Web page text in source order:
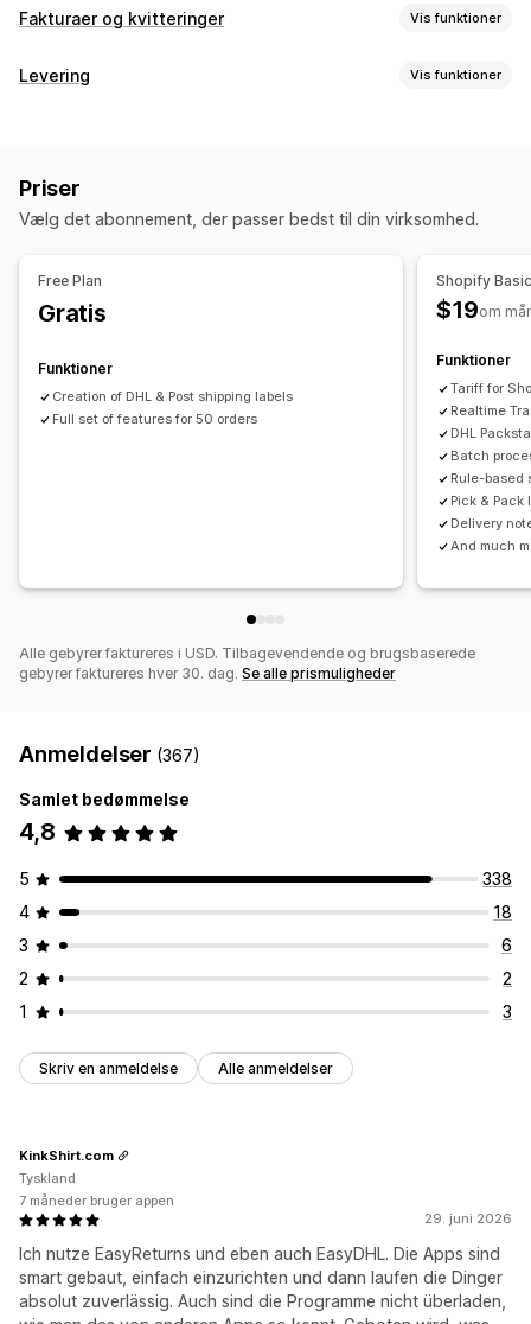
Fakturaer og kvitteringer Vis funktioner
Dokumenttyper
Tilpasning
Fakturanumre
Beregning af skat Logoer
Massedownload
Udskriv og eksportér
Levering Vis funktioner
Pakkesedler
Stregkodescanning Pluklister Leveringsregler
Brandet sporingsside
Ordreopdateringer Leveringsanalyse
Priser
Vælg det abonnement, der passer bedst til din virksomhed.
Free Plan
Gratis
Funktioner
Creation of DHL & Post shipping labels
Full set of features for 50 orders
Shopify
$19om
Funktioner
Tariff for
Realtime
DHL
Batch
Rule-based
Pick &
Delivery
And much
Alle gebyrer faktureres i USD. Tilbagevendende og brugsbaserede
gebyrer faktureres hver 30. dag. Se alle prismuligheder
Anmeldelser (367)
Samlet bedømmelse
4,8
5
338
4
18
3
6
2
2
1
3
Skriv en anmeldelse Alle anmeldelser
29. juni 2026
Ich nutze EasyReturns und eben auch EasyDHL. Die Apps sind
smart gebaut, einfach einzurichten und dann laufen die Dinger
absolut zuverlässig. Auch sind die Programme nicht überladen,
KinkShirt.com
Tyskland
7 måneder bruger appen